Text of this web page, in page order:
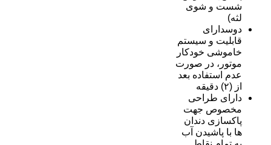
شست و شوی
لثه)
دوسدارای
قابلیت و سیستم
خاموشی خودکار
موتور، در صورت
عدم استفاده بعد
از (۲) دقیقه
دارای طراحی
مخصوص جهت
پاکسازی دندان
ها با پاشیدن آب